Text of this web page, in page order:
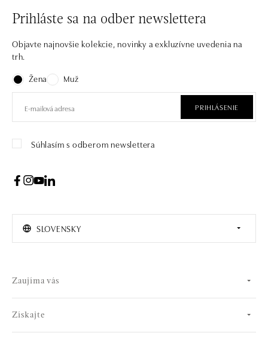
Prihláste sa na odber newslettera
Objavte najnovšie kolekcie, novinky a exkluzívne uvedenia na
trh.
Žena
Muž
PRIHLÁSENIE
Súhlasím s odberom newslettera
SLOVENSKY
Zaujíma vás
Získajte